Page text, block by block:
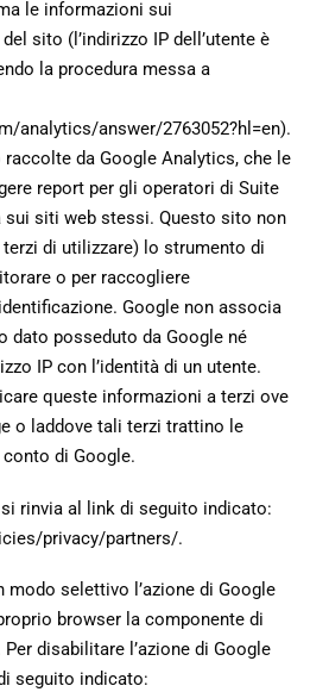
le informazioni sui
sito (l’indirizzo IP dell’utente è
la procedura messa a
analytics/answer/2763052?hl=en).
da Google Analytics, che le
report per gli operatori di Suite
sui siti web stessi. Questo sito non
di utilizzare) lo strumento di
o per raccogliere
Google non associa
dato posseduto da Google né
IP con l’identità di un utente.
queste informazioni a terzi ove
o laddove tali terzi trattino le
di Google.
rinvia al link di seguito indicato:
privacy/partners/.
modo selettivo l’azione di Google
browser la componente di
disabilitare l’azione di Google
seguito indicato: